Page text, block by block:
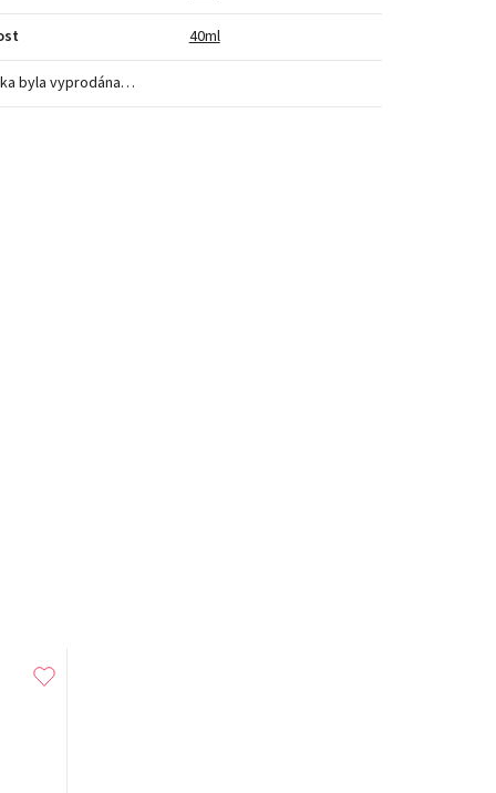
40ml
byla vyprodána…